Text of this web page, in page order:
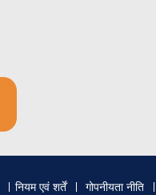
नियम एवं शर्तें
गोपनीयता नीति